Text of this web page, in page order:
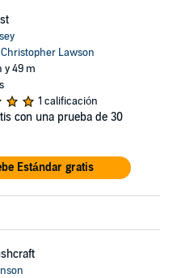
Christopher Lawson
y 49 m
1 calificación
con una prueba de 30
Estándar gratis